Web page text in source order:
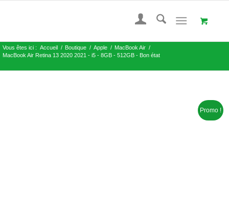
Vous êtes ici : Accueil / Boutique / Apple / MacBook Air /
MacBook Air Retina 13 2020 2021 - i5 - 8GB - 512GB - Bon état
Promo !